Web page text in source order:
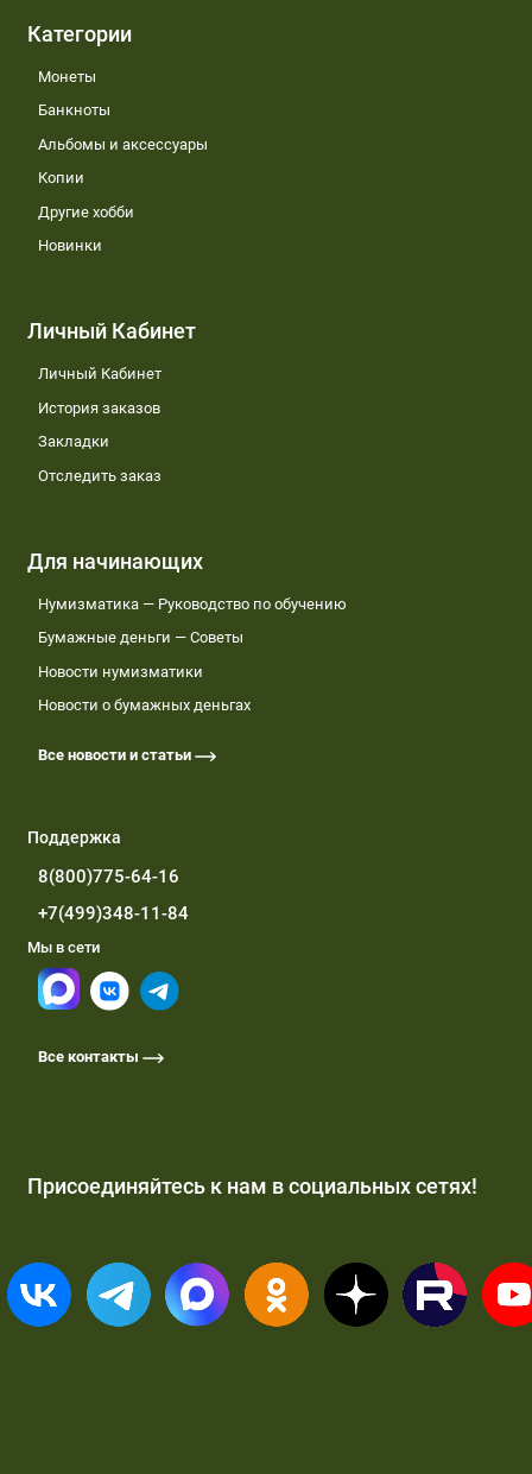
Категории
Монеты
Банкноты
Альбомы и аксессуары
Копии
Другие хобби
Новинки
Личный Кабинет
Личный Кабинет
История заказов
Закладки
Отследить заказ
Для начинающих
Нумизматика — Руководство по обучению
Бумажные деньги — Советы
Новости нумизматики
Новости о бумажных деньгах
Все новости и статьи
Поддержка
8(800)775-64-16
+7(499)348-11-84
Мы в сети
Все контакты
Присоединяйтесь к нам в социальных сетях!